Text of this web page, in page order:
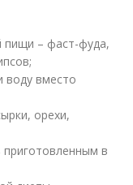
пищи – фаст-фуда,
воду вместо
орехи,
в